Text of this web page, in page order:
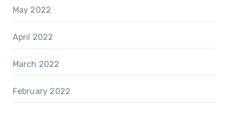
May 2022
April 2022
March 2022
February 2022